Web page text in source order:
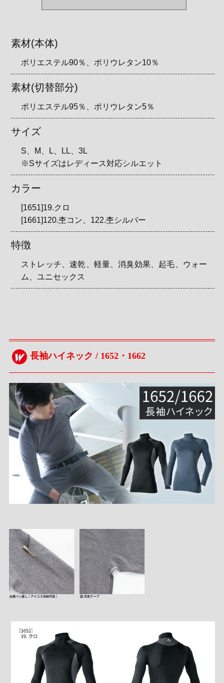
素材(本体)
ポリエステル90％、ポリウレタン10％
素材(切替部分)
ポリエステル95％、ポリウレタン5％
サイズ
S、M、L、LL、3L
※Sサイズはレディース対応シルエット
カラー
[1651]19.クロ
[1661]120.杢コン、122.杢シルバー
特徴
ストレッチ、速乾、軽量、消臭効果、起毛、ウォー
ム、ユニセックス
長袖ハイネック / 1652・1662